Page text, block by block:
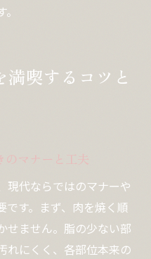
喫するコツと
のマナーと工夫
現代ならではのマナーや
す。まず、肉を焼く順
せません。脂の少ない部
れにくく、各部位本来の